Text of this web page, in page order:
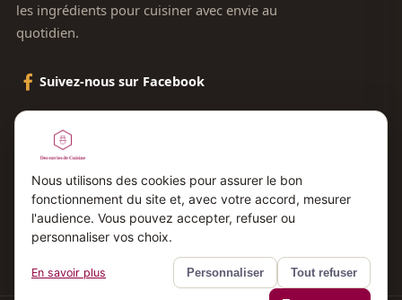
les ingrédients pour cuisiner avec envie au
quotidien.
Suivez-nous sur Facebook
Le blog
Plan du site
Mentions légales
Nous utilisons des cookies pour assurer le bon
fonctionnement du site et, avec votre accord, mesurer
l'audience. Vous pouvez accepter, refuser ou
personnaliser vos choix.
En savoir plus Personnaliser Tout refuser